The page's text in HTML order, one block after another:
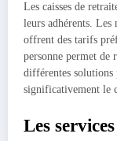
Les caisses de
leurs adhérents.
offrent des tarifs
personne permet de
différentes solutions
significativement le
Les